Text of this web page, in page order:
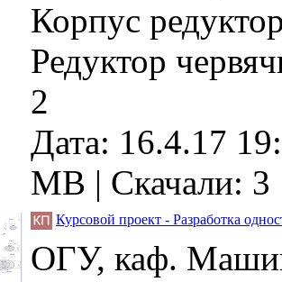
Корпус
Редуктор
2
Дата: 16.4.17
MB | Скачали: 3
Курсовой проект - Разработка
ОГУ, каф.